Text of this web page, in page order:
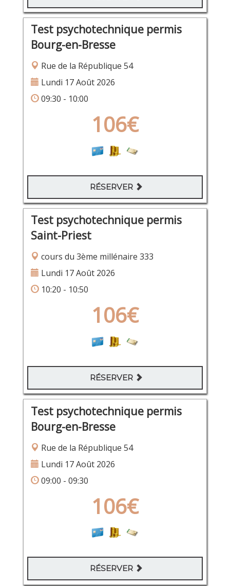
Test psychotechnique permis
Bourg-en-Bresse
Rue de la République 54
Lundi 17 Août 2026
09:30 - 10:00
106€
RÉSERVER
Test psychotechnique permis
Saint-Priest
cours du 3ème millénaire 333
Lundi 17 Août 2026
10:20 - 10:50
106€
RÉSERVER
Test psychotechnique permis
Bourg-en-Bresse
Rue de la République 54
Lundi 17 Août 2026
09:00 - 09:30
106€
RÉSERVER